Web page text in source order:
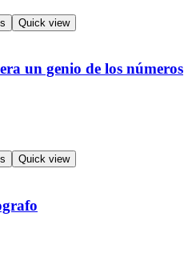
Quick view
un genio de los números
Quick view